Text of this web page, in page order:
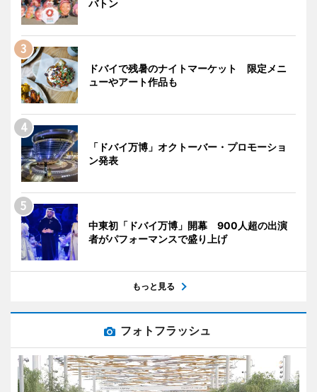
バトン
ドバイで残暑のナイトマーケット 限定メニ
ューやアート作品も
「ドバイ万博」オクトーバー・プロモーショ
ン発表
中東初「ドバイ万博」開幕 900人超の出演
者がパフォーマンスで盛り上げ
もっと見る
フォトフラッシュ